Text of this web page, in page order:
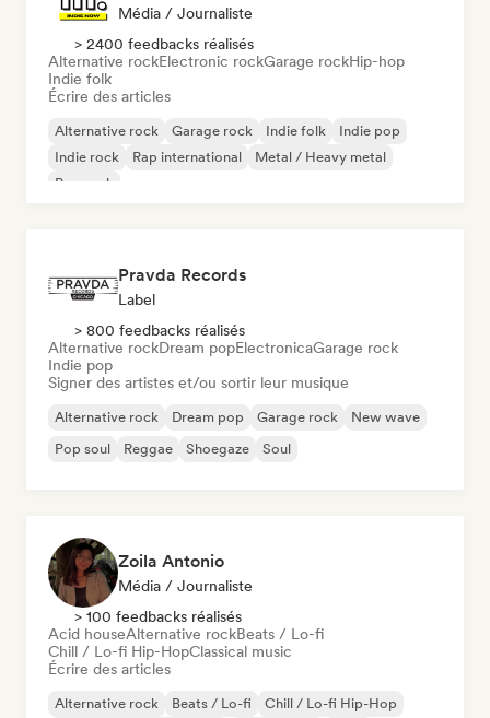
Média / Journaliste
> 2400 feedbacks réalisés
Alternative rockElectronic rockGarage rockHip-hop
Indie folk
Écrire des articles
Alternative rock Garage rock Indie folk
Indie pop
Indie rock
Rap international
Metal / Heavy metal
Pop rock
Pravda Records
Label
> 800 feedbacks réalisés
Alternative rockDream popElectronicaGarage rock
Indie pop
Signer des artistes et/ou sortir leur musique
Alternative rock Dream pop Garage rock
New wave
Pop soul
Reggae Shoegaze Soul
Zoila Antonio
Média / Journaliste
> 100 feedbacks réalisés
Acid houseAlternative rockBeats / Lo-fi
Chill / Lo-fi Hip-HopClassical music
Écrire des articles
Alternative rock Beats / Lo-fi
Chill / Lo-fi Hip-Hop